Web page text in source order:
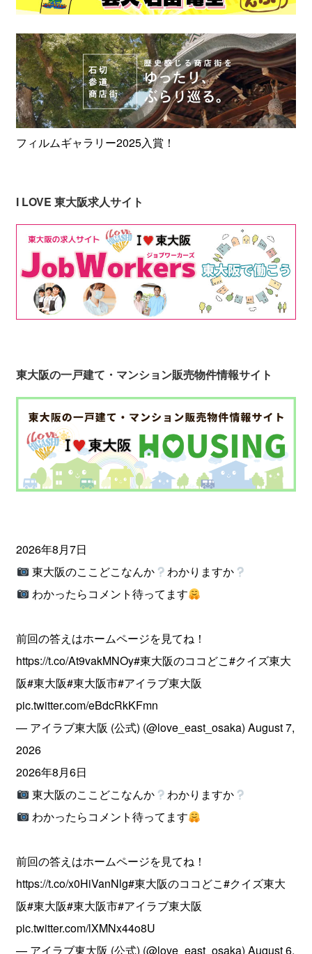
フィルムギャラリー2025入賞！
I LOVE 東大阪求人サイト
東大阪の一戸建て・マンション販売物件情報サイト
2026年8月7日
東大阪のここどこなんか
わかりますか
わかったらコメント待ってます
前回の答えはホームページを見てね！
https://t.co/At9vakMNOy#東大阪のココどこ#クイズ東大
阪#東大阪#東大阪市#アイラブ東大阪
pic.twitter.com/eBdcRkKFmn
— アイラブ東大阪 (公式) (@love_east_osaka)August 7,
2026
2026年8月6日
東大阪のここどこなんか
わかりますか
わかったらコメント待ってます
前回の答えはホームページを見てね！
https://t.co/x0HiVanNlg#東大阪のココどこ#クイズ東大
阪#東大阪#東大阪市#アイラブ東大阪
pic.twitter.com/lXMNx44o8U
— アイラブ東大阪 (公式) (@love_east_osaka)August 6,